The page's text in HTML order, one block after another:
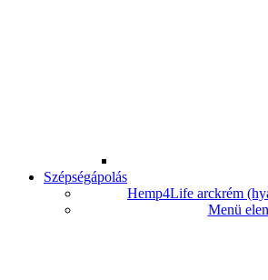
Szépségápolás
Hemp4Life arckrém
Menü